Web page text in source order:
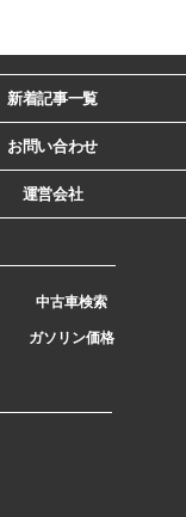
新着記事一覧
お問い合わせ
運営会社
中古車検索
ガソリン価格